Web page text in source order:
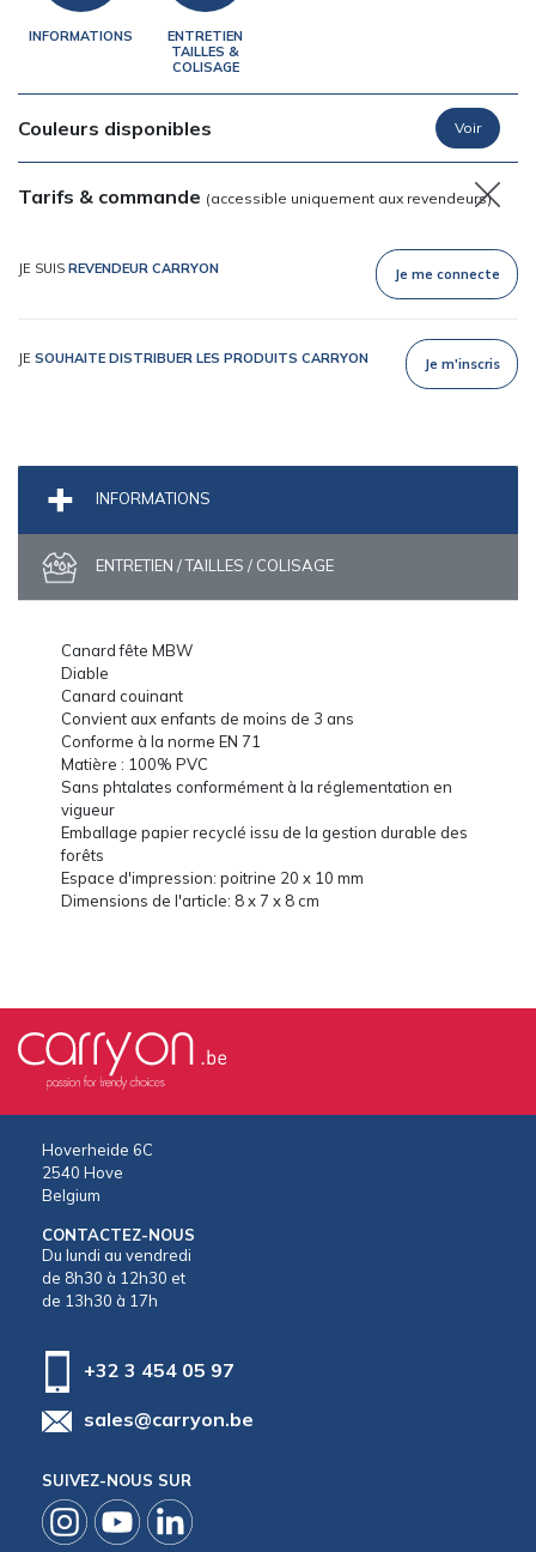
INFORMATIONS
ENTRETIEN
TAILLES &
COLISAGE
Couleurs disponibles
Tarifs & commande (accessible uniquement aux revendeurs)
JE SUIS REVENDEUR CARRYON Je me connecte
JE SOUHAITE DISTRIBUER LES PRODUITS CARRYON Je m'inscris
INFORMATIONS
ENTRETIEN / TAILLES / COLISAGE
Canard fête MBW
Diable
Canard couinant
Convient aux enfants de moins de 3 ans
Conforme à la norme EN 71
Matière : 100% PVC
Sans phtalates conformément à la réglementation en
vigueur
Emballage papier recyclé issu de la gestion durable des
forêts
Espace d'impression: poitrine 20 x 10 mm
Dimensions de l'article: 8 x 7 x 8 cm
Hoverheide 6C
2540 Hove
Belgium
CONTACTEZ-NOUS
Du lundi au vendredi
de 8h30 à 12h30 et
de 13h30 à 17h
+32 3 454 05 97
sales@carryon.be
SUIVEZ-NOUS SUR